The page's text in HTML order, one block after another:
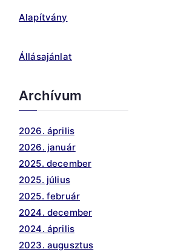
Alapítvány
Állásajánlat
Archívum
2026. április
2026. január
2025. december
2025. július
2025. február
2024. december
2024. április
2023. augusztus